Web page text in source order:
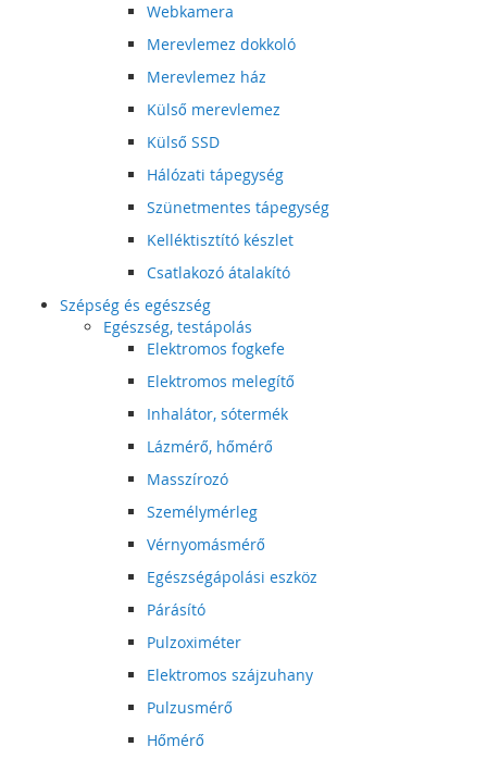
Webkamera
Merevlemez dokkoló
Merevlemez ház
Külső merevlemez
Külső SSD
Hálózati tápegység
Szünetmentes tápegység
Kelléktisztító készlet
Csatlakozó átalakító
Szépség és egészség
Egészség, testápolás
Elektromos fogkefe
Elektromos melegítő
Inhalátor, sótermék
Lázmérő, hőmérő
Masszírozó
Személymérleg
Vérnyomásmérő
Egészségápolási eszköz
Párásító
Pulzoximéter
Elektromos szájzuhany
Pulzusmérő
Hőmérő